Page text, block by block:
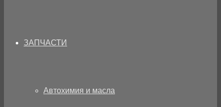
ЗАПЧАСТИ
Автохимия и масла